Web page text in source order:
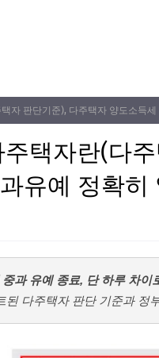
자 판단기준), 다주택자 양도소득
택자란(다
유예 정확히
과 유예 종료, 단 하루 차이
된 다주택자 판단 기준과